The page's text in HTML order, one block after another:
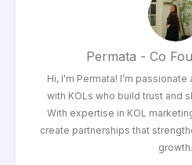
Permata - Co
Hi, I'm Permata! I’m
with KOLs who build trust and
With expertise in KOL
create partnerships that
growth.